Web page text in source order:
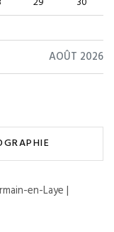
AOÛT 2026
en-Laye |